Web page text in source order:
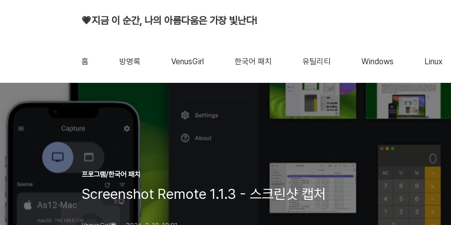
💗지금 이 순간, 나의 아름다움은 가장 빛난다!
홈 방명록 VenusGirl 한국어 패치 유틸리티 Windows Linux
프로그램/한국어 패치
Screenshot Remote 1.1.3 - 스크린샷 캡처